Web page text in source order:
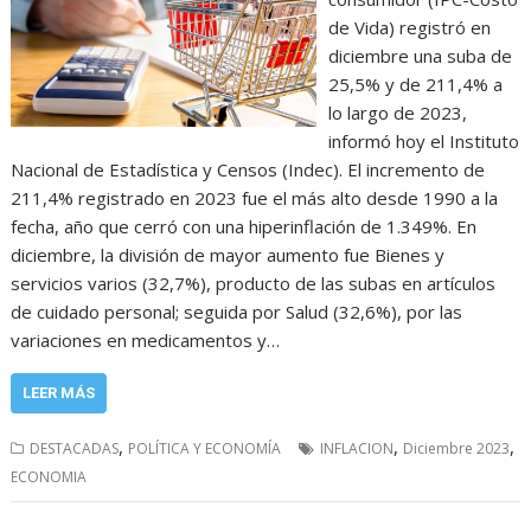
de Vida) registró en
diciembre una suba de
25,5% y de 211,4% a
lo largo de 2023,
informó hoy el Instituto
Nacional de Estadística y Censos (Indec). El incremento de
211,4% registrado en 2023 fue el más alto desde 1990 a la
fecha, año que cerró con una hiperinflación de 1.349%. En
diciembre, la división de mayor aumento fue Bienes y
servicios varios (32,7%), producto de las subas en artículos
de cuidado personal; seguida por Salud (32,6%), por las
variaciones en medicamentos y…
LEER MÁS
DESTACADAS, POLÍTICA Y ECONOMÍA INFLACION, Diciembre 2023,
ECONOMIA